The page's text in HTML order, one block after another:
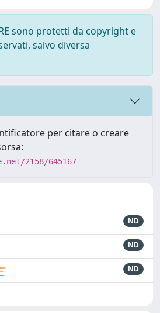
sono protetti da copyright e
salvo diversa
per citare o creare
2158/645167
ND
ND
ND